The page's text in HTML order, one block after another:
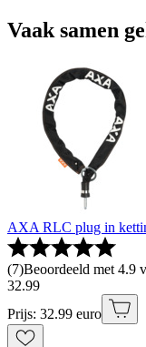
Vaak samen
AXA RLC plug in
(7)Beoordeeld met 4.9
32.99
Prijs: 32.99 euro